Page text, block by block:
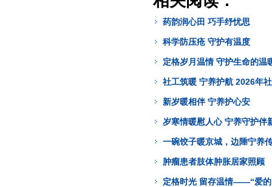
药韵润心田 巧手纾忧思
科学防压疮 守护有温度
定格岁月温情 守护生命的
社工筑暖 宁养护航 2026年
新岁暖相伴 宁养护心安
岁寒情暖慰人心 宁养守护伴
一碗饺子暖京城，边陲宁养
肿瘤患者肢体肿胀居家照顾
定格时光 留存温情——“爱的